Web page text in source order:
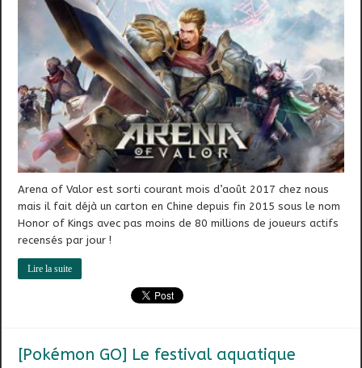
Arena of Valor est sorti courant mois d’août 2017 chez nous
mais il fait déjà un carton en Chine depuis fin 2015 sous le nom
Honor of Kings avec pas moins de 80 millions de joueurs actifs
recensés par jour !
Lire la suite
[Pokémon GO] Le festival aquatique